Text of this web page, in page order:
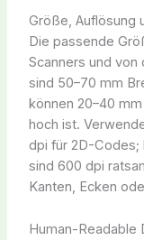
Größe, Auflösung
Die passende
Scanners und von
sind 50–70 mm
können 20–40
hoch ist.
dpi für 2D-Codes;
sind 600 dpi
Kanten, Ecken
Human-Readable